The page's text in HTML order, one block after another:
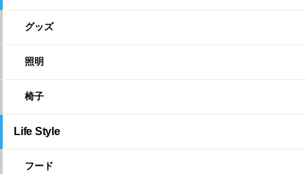
グッズ
照明
椅子
Life Style
フード